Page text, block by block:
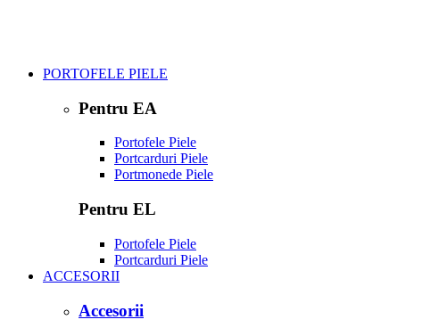
PORTOFELE PIELE
Pentru EA
Portofele Piele
Portcarduri Piele
Portmonede Piele
Pentru EL
Portofele Piele
Portcarduri Piele
ACCESORII
Accesorii